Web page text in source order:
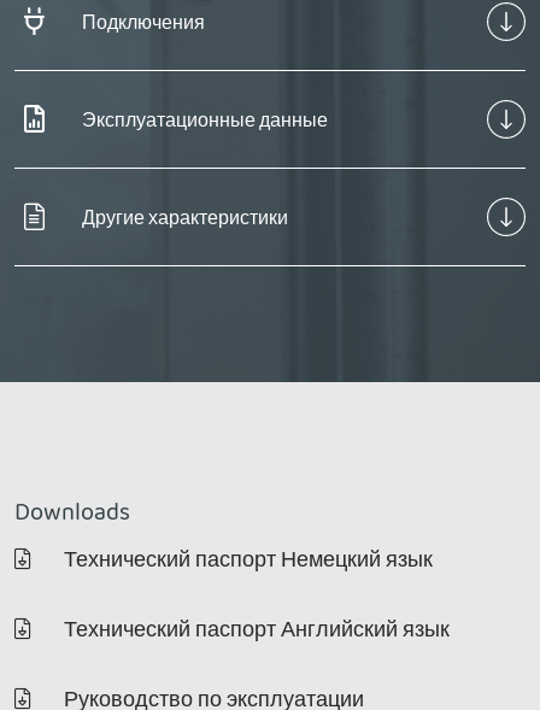
Подключения
Эксплуатационные данные
Другие характеристики
Downloads
Технический паспорт Немецкий язык
Технический паспорт Английский язык
Руководство по эксплуатации